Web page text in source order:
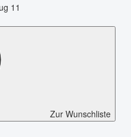
11
Zur Wunschliste